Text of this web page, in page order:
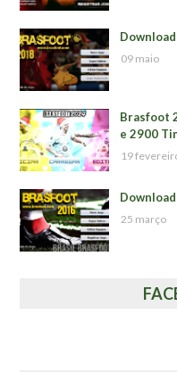
09 maio
Brasfoot
e 2900
19
25 março